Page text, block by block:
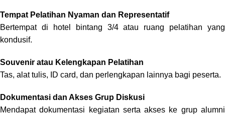
Tempat Pelatihan Nyaman dan Representatif
Bertempat di hotel bintang 3/4 atau ruang pelatihan yang
kondusif.
Souvenir atau Kelengkapan Pelatihan
Tas, alat tulis, ID card, dan perlengkapan lainnya bagi peserta.
Dokumentasi dan Akses Grup Diskusi
Mendapat dokumentasi kegiatan serta akses ke grup alumni